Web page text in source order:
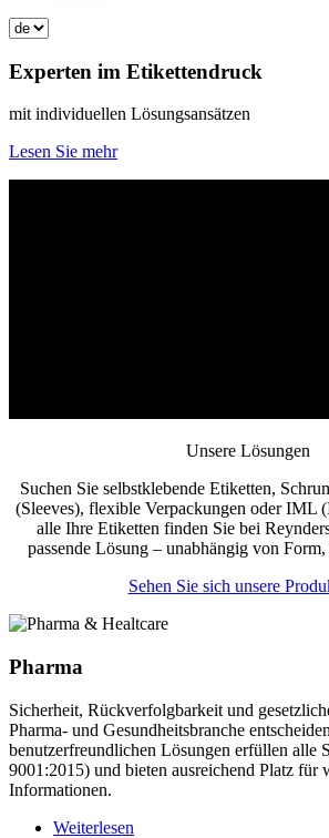
Experten im Etikettendruck
mit individuellen Lösungsansätzen
Lesen Sie mehr
Unsere Lösungen
Suchen Sie selbstklebende Etiketten,
(Sleeves), flexible Verpackungen oder IML
alleIhre Etiketten finden Sie bei
passende Lösung – unabhängig von
Sehen Sie sich unsere
Pharma
Sicherheit, Rückverfolgbarkeit und
Pharma- und Gesundheitsbranche
benutzerfreundlichen Lösungen erfüllen alle
9001:2015) und bieten ausreichend Platz für
Informationen.
Weiterlesen